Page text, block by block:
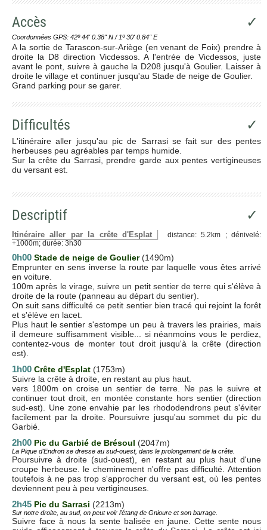
Accès ✓
Coordonnées GPS: 42º 44' 0.38'' N / 1º 30' 0.84'' E
A la sortie de Tarascon-sur-Ariège (en venant de Foix) prendre à
droite la D8 direction Vicdessos. A l'entrée de Vicdessos, juste
avant le pont, suivre à gauche la D208 jusqu'à Goulier. Laisser à
droite le village et continuer jusqu'au Stade de neige de Goulier.
Grand parking pour se garer.
Difficultés ✓
L'itinéraire aller jusqu'au pic de Sarrasi se fait sur des pentes
herbeuses peu agréables par temps humide.
Sur la crête du Sarrasi, prendre garde aux pentes vertigineuses
du versant est.
Descriptif ✓
Itinéraire aller par la crête d'Esplat
distance: 5.2km ; dénivelé:
+1000m; durée: 3h30
0h00 Stade de neige de Goulier(1490m)
Emprunter en sens inverse la route par laquelle vous êtes arrivé
en voiture.
100m après le virage, suivre un petit sentier de terre qui s'élève à
droite de la route (panneau au départ du sentier).
On suit sans difficulté ce petit sentier bien tracé qui rejoint la forêt
et s'élève en lacet.
Plus haut le sentier s'estompe un peu à travers les prairies, mais
il demeure suffisamment visible... si néanmoins vous le perdiez,
contentez-vous de monter tout droit jusqu'à la crête (direction
est).
1h00 Crête d'Esplat (1753m)
Suivre la crête à droite, en restant au plus haut.
vers 1800m on croise un sentier de terre. Ne pas le suivre et
continuer tout droit, en montée constante hors sentier (direction
sud-est). Une zone envahie par les rhododendrons peut s'éviter
facilement par la droite. Poursuivre jusqu'au sommet du pic du
Garbié.
2h00 Pic du Garbié de Brésoul (2047m)
La Pique d'Endron se dresse au sud-ouest, dans le prolongement de la crête.
Poursuivre à droite (sud-ouest), en restant au plus haut d'une
croupe herbeuse. le cheminement n'offre pas difficulté. Attention
toutefois à ne pas trop s'approcher du versant est, où les pentes
deviennent peu à peu vertigineuses.
2h45 Pic du Sarrasi (2213m)
Sur notre droite, au sud, on peut voir l'étang de Gnioure et son barrage.
Suivre face à nous la sente balisée en jaune. Cette sente nous